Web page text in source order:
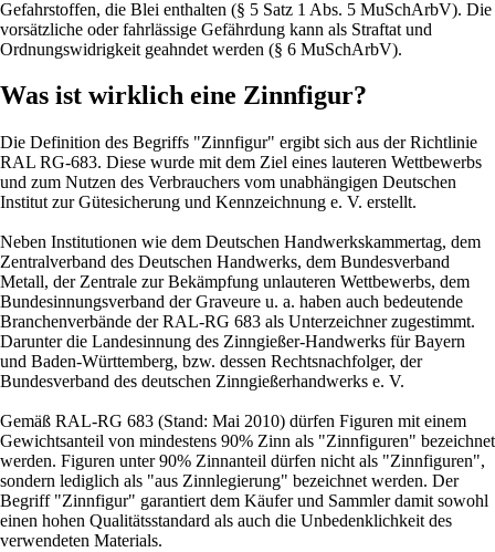
Gefahrstoffen, die Blei enthalten (§ 5 Satz 1 Abs. 5 MuSchArbV). Die
vorsätzliche oder fahrlässige Gefährdung kann als Straftat und
Ordnungswidrigkeit geahndet werden (§ 6 MuSchArbV).
Was ist wirklich eine Zinnfigur?
Die Definition des Begriffs "Zinnfigur" ergibt sich aus der Richtlinie
RAL RG-683. Diese wurde mit dem Ziel eines lauteren Wettbewerbs
und zum Nutzen des Verbrauchers vom unabhängigen Deutschen
Institut zur Gütesicherung und Kennzeichnung e. V. erstellt.
Neben Institutionen wie dem Deutschen Handwerkskammertag, dem
Zentralverband des Deutschen Handwerks, dem Bundesverband
Metall, der Zentrale zur Bekämpfung unlauteren Wettbewerbs, dem
Bundesinnungsverband der Graveure u. a. haben auch bedeutende
Branchenverbände der RAL-RG 683 als Unterzeichner zugestimmt.
Darunter die Landesinnung des Zinngießer-Handwerks für Bayern
und Baden-Württemberg, bzw. dessen Rechtsnachfolger, der
Bundesverband des deutschen Zinngießerhandwerks e. V.
Gemäß RAL-RG 683 (Stand: Mai 2010) dürfen Figuren mit einem
Gewichtsanteil von mindestens 90% Zinn als "Zinnfiguren" bezeichnet
werden. Figuren unter 90% Zinnanteil dürfen nicht als "Zinnfiguren",
sondern lediglich als "aus Zinnlegierung" bezeichnet werden. Der
Begriff "Zinnfigur" garantiert dem Käufer und Sammler damit sowohl
einen hohen Qualitätsstandard als auch die Unbedenklichkeit des
verwendeten Materials.